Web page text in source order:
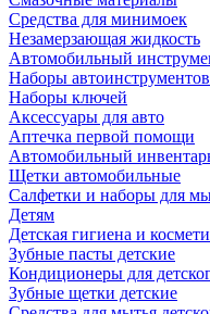
Средства для минимоек
Незамерзающая жидкость
Автомобильный
Наборы автоинструментов
Наборы ключей
Аксессуары для авто
Аптечка первой помощи
Автомобильный
Щетки автомобильные
Салфетки и наборы для
Детям
Детская гигиена и
Зубные пасты детские
Кондиционеры для
Зубные щетки детские